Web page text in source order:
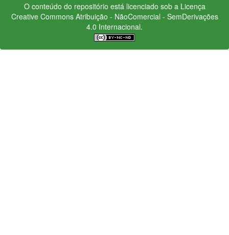
O conteúdo do repositório está licenciado sob a Licença
Creative CommonsAtribuição - NãoComercial - SemDerivações
4.0 Internacional.